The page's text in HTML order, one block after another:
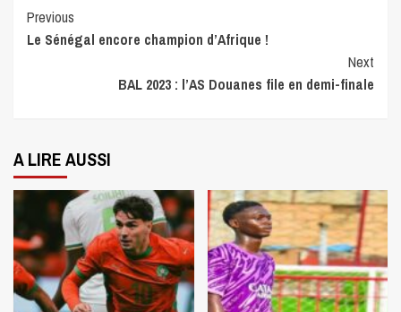
Continue
Reading
Previous
Le Sénégal encore champion d’Afrique !
Next
BAL 2023 : l’AS Douanes file en demi-finale
A LIRE AUSSI